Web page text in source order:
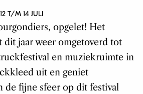
T/M 14 JULI
opgelet! Het
jaar weer omgetoverd tot
en muziekruimte in
uit en geniet
de fijne sfeer op dit festival